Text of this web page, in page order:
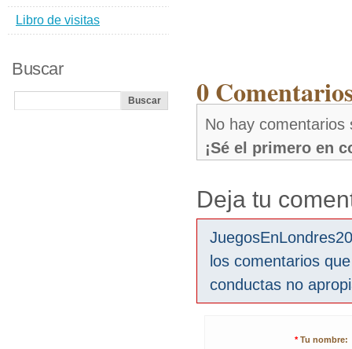
0
No hay comentarios
¡Sé el primero en
Deja tu
los comentarios
conductas no
* Tu nombre:
Libro de visitas
Buscar